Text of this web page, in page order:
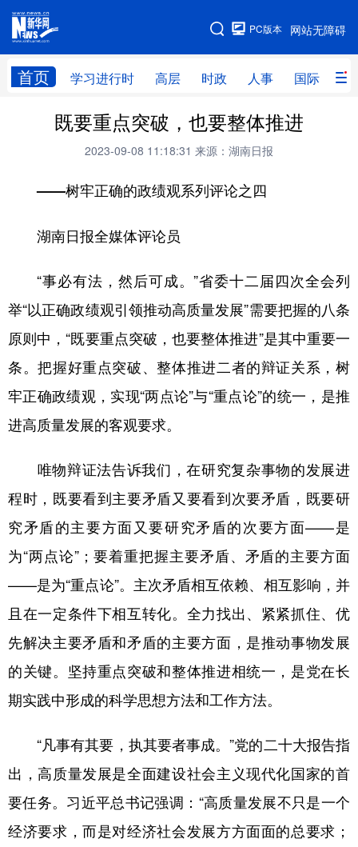
网站无障碍
PC版本
首页 学习进行时 高层 时政 人事 国际 财
网站地图
学习进行时 高层 时政 人事
财经 网评
台湾 思客智库 全球连线
访谈 视频 图片 政务
法律 中央文件 金融 汽车
学术中国 乡村振兴 银龄 溯源中国
城市 旅游
公益 一带一路 亚太网 上市公司
文化产业
地方频道
北京 天津 河北 山西
辽宁 吉林 上海 江苏
广东 广西 海南 重庆
陕西 甘肃 青海 宁夏
既要重点突破，也要整体推进
2023-09-08 11:18:31 来源：湖南日报
——树牢正确的政绩观系列评论之四
湖南日报全媒体评论员
“事必有法，然后可成。”省委十二届四次全会列
举“以正确政绩观引领推动高质量发展”需要把握的八条
原则中，“既要重点突破，也要整体推进”是其中重要一
条。把握好重点突破、整体推进二者的辩证关系，树
牢正确政绩观，实现“两点论”与“重点论”的统一，是推
进高质量发展的客观要求。
唯物辩证法告诉我们，在研究复杂事物的发展进
程时，既要看到主要矛盾又要看到次要矛盾，既要研
究矛盾的主要方面又要研究矛盾的次要方面——是
为“两点论”；要着重把握主要矛盾、矛盾的主要方面
——是为“重点论”。主次矛盾相互依赖、相互影响，并
且在一定条件下相互转化。全力找出、紧紧抓住、优
先解决主要矛盾和矛盾的主要方面，是推动事物发展
的关键。坚持重点突破和整体推进相统一，是党在长
期实践中形成的科学思想方法和工作方法。
“凡事有其要，执其要者事成。”党的二十大报告指
出，高质量发展是全面建设社会主义现代化国家的首
要任务。习近平总书记强调：“高质量发展不只是一个
经济要求，而是对经济社会发展方方面面的总要求；